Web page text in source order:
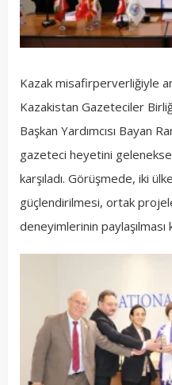
Kazak misafirperverliğiyle
Kazakistan Gazeteciler
Başkan Yardımcısı Bayan
gazeteci heyetini
karşıladı. Görüşmede, iki
güçlendirilmesi, ortak
deneyimlerinin paylaşılması